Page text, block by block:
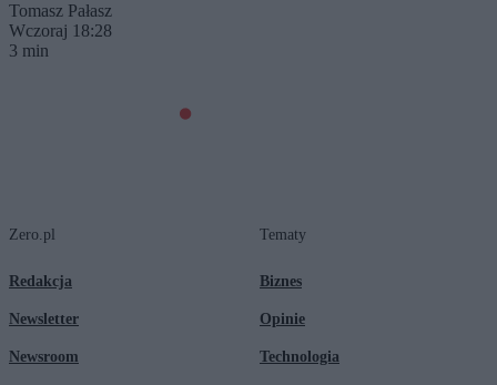
Tomasz Pałasz
Wczoraj 18:28
3 min
Zero.pl
Redakcja
Newsletter
Newsroom
Tematy
Biznes
Opinie
Technologia